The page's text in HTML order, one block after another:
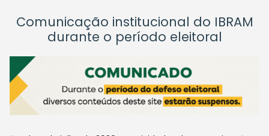
Comunicação institucional do IBRAM
durante o período eleitoral